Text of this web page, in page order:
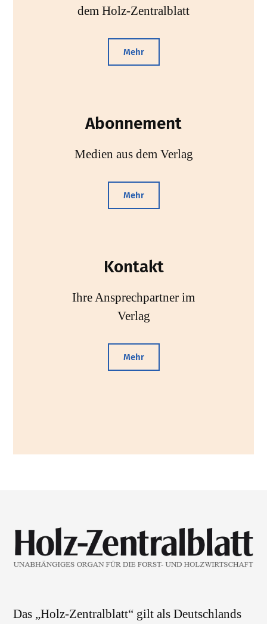
dem Holz-Zentralblatt
Mehr
Abonnement
Medien aus dem Verlag
Mehr
Kontakt
Ihre Ansprechpartner im
Verlag
Mehr
Das „Holz-Zentralblatt“ gilt als Deutschlands